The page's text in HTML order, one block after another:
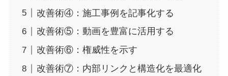
改善術④：施工事例を記事化する
改善術⑤：動画を豊富に活用する
改善術⑥：権威性を示す
改善術⑦：内部リンクと構造化を最適化